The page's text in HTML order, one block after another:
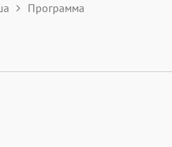
Программа